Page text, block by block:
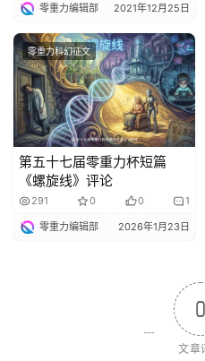
零重力编辑部 2021年12月25日
零重力科幻征文
第五十七届零重力杯短篇
《螺旋线》评论
291 0 0 1
零重力编辑部 2026年1月23日
0
文章